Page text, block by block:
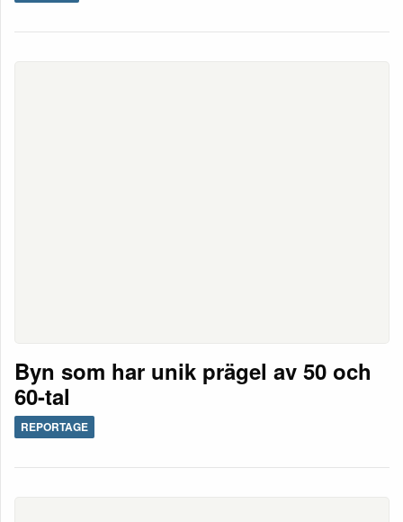
Byn som har unik prägel av 50 och
60-tal
REPORTAGE